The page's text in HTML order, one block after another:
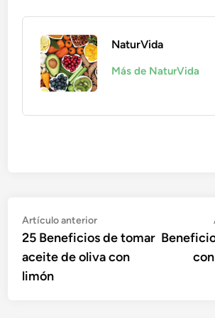
NaturVida
Más de NaturVida
Navegación
de
entradas
Artículo anteriorArtículo
anterior:
25 Beneficios de tomar
aceite de oliva con
limón